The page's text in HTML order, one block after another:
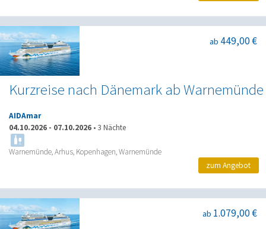
Kurzreise nach Dänemark ab Warnemünde
ab 449,00 €
AIDAmar
04.10.2026 - 07.10.2026 • 3 Nächte
Warnemünde, Arhus, Kopenhagen, Warnemünde
zum Angebot
ab 1.079,00 €